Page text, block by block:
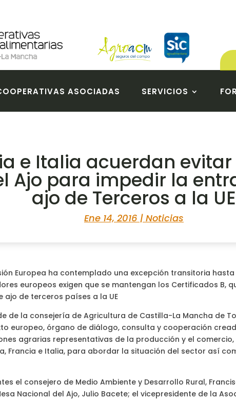
ASOCIADAS SERVICIOS
e Italia acuerdan
Ajo para impedir la
ajo de Terceros a la UE
Ene 14, 2016 | Noticias
Europea ha contemplado una excepción transitoria
europeos exigen que se mantengan los Certificados B,
de terceros países a la UE
de la consejería de Agricultura de Castilla-La Mancha de
europeo, órgano de diálogo, consulta y cooperación
agrarias representativas de la producción y el comercio,
Francia e Italia, para abordar la situación del sector así
el consejero de Medio Ambiente y Desarrollo Rural,
Nacional del Ajo, Julio Bacete; el vicepresidente de la